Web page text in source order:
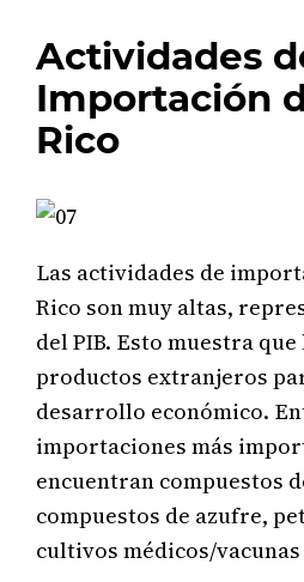
Actividades
Importación
Rico
Las actividades de
Rico son muy altas,
del PIB. Esto muestra
productos extranjeros
desarrollo económico.
importaciones más
encuentran compuestos
compuestos de azufre,
cultivos médicos/